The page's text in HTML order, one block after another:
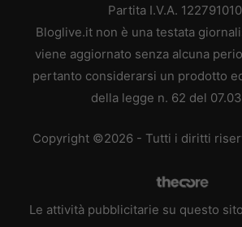
Partita I.V.A.
Bloglive.it non è una testata
viene aggiornato senza alcuna
pertanto considerarsi un prodotto
della legge n. 62 del
Copyright ©2026 - Tutti i diritti
Le attività pubblicitarie su questo